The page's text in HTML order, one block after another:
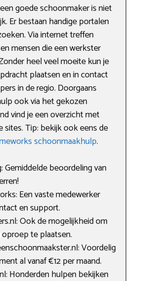
goede schoonmaker is niet
Er bestaan handige portalen
Via internet treffen
mensen die een werkster
heel veel moeite kun je
plaatsen en in contact
in de regio. Doorgaans
ook via het gekozen
vind je een overzicht met
sites. Tip: bekijk ook eens de
schoonmaakhulp.
Gemiddelde beoordeling van
Een vaste medewerker
en support.
Ook de mogelijkheid om
te plaatsen.
Voordelig
al vanaf €12 per maand.
Honderden hulpen bekijken